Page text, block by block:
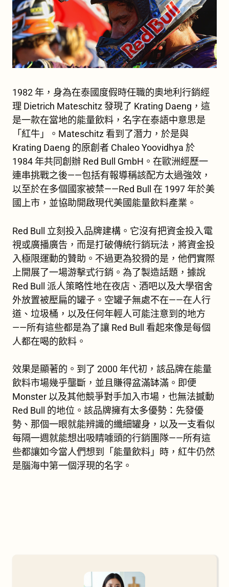
1982 年，身為在泰國度假時任職的奧地利行銷經
理 Dietrich Mateschitz 發現了 Krating Daeng，這
是一款在當地的能量飲料，名字在泰語中意思是
「紅牛」。Mateschitz 看到了潛力，於是與
Krating Daeng 的原創者 Chaleo Yoovidhya 於
1984 年共同創辦 Red Bull GmbH。在歐洲經歷一
連串挑戰之後——包括有報導稱該配方太過強效，
以至於在多個國家被禁——Red Bull 在 1997 年於美
國上市，並協助開啟現代美國能量飲料產業。
Red Bull 立刻投入品牌建構。它沒有把資金投入電
視或廣播廣告，而是打破傳統行銷玩法，將資金投
入極限運動的贊助。不過更為狡猾的是，他們實際
上開展了一場游擊式行銷。為了製造話題，據說
Red Bull 派人策略性地在夜店、酒吧以及大學宿舍
外放置被壓扁的罐子。空罐子無處不在——在人行
道、垃圾桶，以及任何年輕人可能注意到的地方
——所有這些都是為了讓 Red Bull 看起來像是每個
人都在喝的飲料。
效果是顯著的。到了 2000 年代初，該品牌在能量
飲料市場幾乎壟斷，並且賺得盆滿缽滿。即便
Monster 以及其他競爭對手加入市場，也無法撼動
Red Bull 的地位。該品牌擁有太多優勢：先發優
勢、那個一眼就能辨識的纖細罐身，以及一支看似
每隔一週就能想出吸睛噱頭的行銷團隊——所有這
些都讓如今當人們想到「能量飲料」時，紅牛仍然
是腦海中第一個浮現的名字。